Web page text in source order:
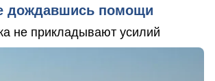
дождавшись помощи
не прикладывают усилий